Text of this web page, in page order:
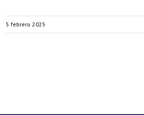
5 febrero 2025